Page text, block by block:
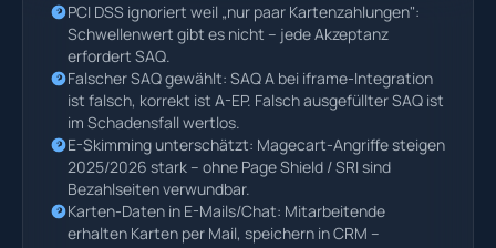
PCI DSS ignoriert weil „nur paar Kartenzahlungen":
Schwellenwert gibt es nicht – jede Akzeptanz
erfordert SAQ.
Falscher SAQ gewählt: SAQ A bei iframe-Integration
ist falsch, korrekt ist A-EP. Falsch ausgefüllter SAQ ist
im Schadensfall wertlos.
E-Skimming unterschätzt: Magecart-Angriffe steigen
2025/2026 stark – ohne Page Shield / SRI sind
Bezahlseiten verwundbar.
Karten-Daten in E-Mails/Chat: Mitarbeitende
erhalten Karten per Mail, speichern in CRM –